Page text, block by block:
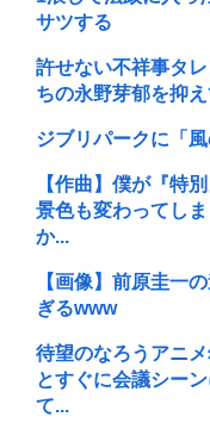
サツする
許せない不祥事タ
ちの永野芽郁を抑
ジブリパークに「
【作曲】僕が『特
景色も変わってし
か...
【画像】前原圭一
ぎるwww
待望のなろうアニ
とすぐに会議シー
て...